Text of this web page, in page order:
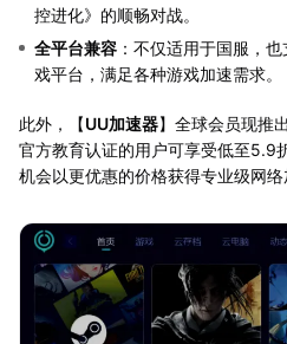
控进化》的顺畅对战。
全平台兼容 ：不仅适用于国服，
戏平台，满足各种游戏加速需求。
此外，【UU加速器】全球会员现推
官方教育认证的用户可享受低至5.9
机会以更优惠的价格获得专业级网络